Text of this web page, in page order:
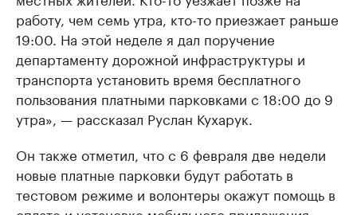
работу, чем семь утра, кто-то приезжает раньше
19:00. На этой неделе я дал поручение
департаменту дорожной инфраструктуры и
транспорта установить время бесплатного
пользования платными парковками с 18:00 до 9
утра», — рассказал Руслан Кухарук.
Он также отметил, что с 6 февраля две недели
новые платные парковки будут работать в
тестовом режиме и волонтеры окажут помощь в